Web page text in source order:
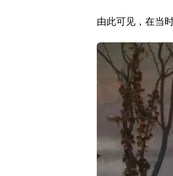
由此可见，在当